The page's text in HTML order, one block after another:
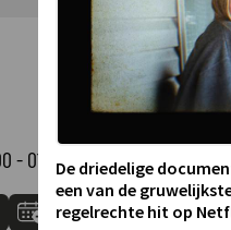
- 01:00
TOEVOEGEN AAN AGENDA
De driedelige
een van de
regelrechte hit op